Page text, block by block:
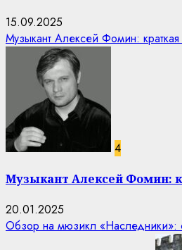
15.09.2025
Музыкант Алексей Фомин:
4
Музыкант Алексей Фомин:
20.01.2025
Обзор на мюзикл «Наследники»: